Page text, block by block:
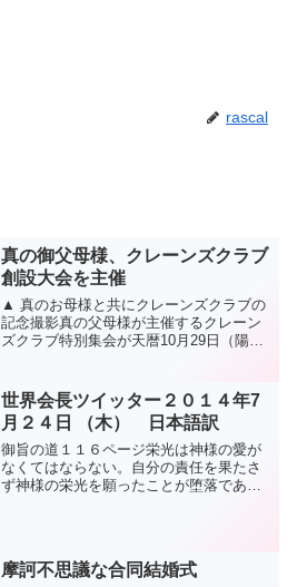
rascal
真の御父母様、クレーンズクラブ
創設大会を主催
▲ 真のお母様と共にクレーンズクラブの
記念撮影真の父母様が主催するクレーン
ズクラブ特別集会が天暦10月29日（陽暦
母様をお迎えして挙行された。真の家庭
からは、...
世界会長ツイッター２０１４年7
月２４日 （木） 日本語訳
御旨の道１１６ページ栄光は神様の愛が
なくてはならない。自分の責任を果たさ
ず神様の栄光を願ったことが堕落であ
나님의 ...
摩訶不思議な合同結婚式